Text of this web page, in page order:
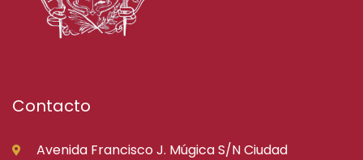
Contacto
Avenida Francisco J. Múgica S/N Ciudad